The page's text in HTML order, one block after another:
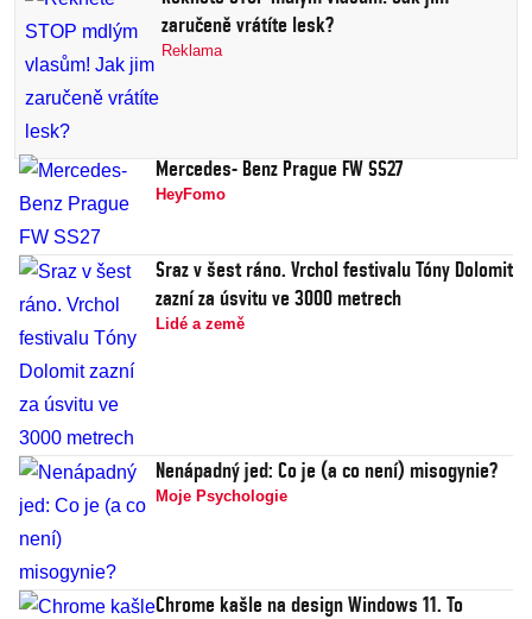
zaručeně vrátíte lesk?
Reklama
Mercedes- Benz Prague FW SS27
HeyFomo
Sraz v šest ráno. Vrchol festivalu Tóny Dolomit
zazní za úsvitu ve 3000 metrech
Lidé a země
Nenápadný jed: Co je (a co není) misogynie?
Moje Psychologie
Chrome kašle na design Windows 11. To